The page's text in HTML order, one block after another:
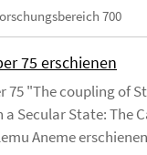
700
75 erschienen
75 "The coupling of
a Secular State: The
Aneme